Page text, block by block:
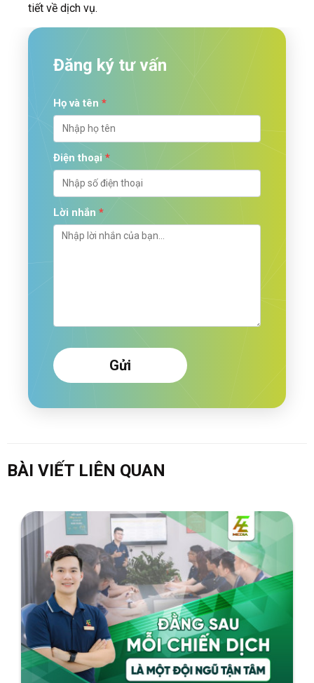
tiết về dịch vụ.
Đăng ký tư vấn
Họ và tên*
Điện thoại*
Lời nhắn*
Gửi
BÀI VIẾT LIÊN QUAN